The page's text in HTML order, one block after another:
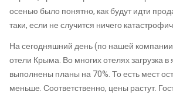
осенью было понятно, как будут идти
таки, если не случится ничего
На сегодняшний день (по нашей
отели Крыма. Во многих отелях загрузка в
выполнены планы на 70%. То есть мест
меньше. Соответственно, цены растут.